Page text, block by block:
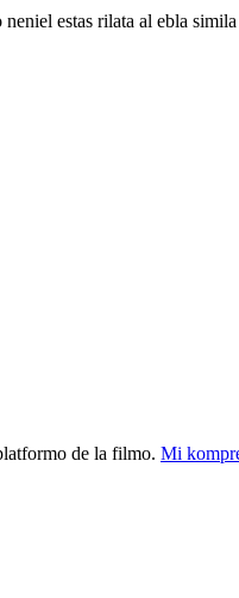
estas rilata al ebla
de la filmo. Mi